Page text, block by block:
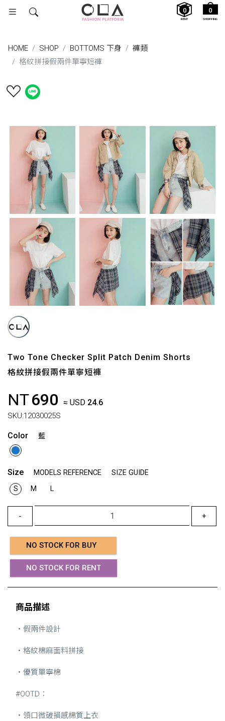
SHOPPING
0
RENT
0
HOME SHOP BOTTOMS 下身
褲類
格紋拼接假兩件單寧短褲
Two Tone Checker Split Patch Denim Shorts
格紋拼接假兩件單寧短褲
NT690 ≈ USD 24.6
SKU:12030025S
Color 藍
Size MODELS REFERENCE
SIZE GUIDE
S
M L
- +
NO STOCK FOR BUY
NO STOCK FOR RENT
商品描述
・假兩件設計
・格紋棉麻面料拼接
・優質單寧棉
#OOTD：
・領口微破損感棉質上衣